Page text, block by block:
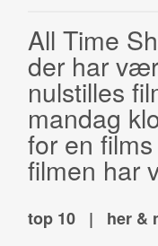
All Time
der har
nulstilles
mandag
for en
filmen har
top 10 | her &